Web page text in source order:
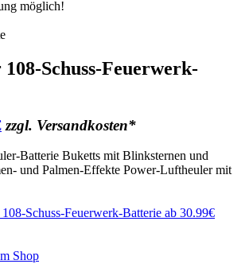
möglich!
Schuss-Feuerwerk-
zzgl. Versandkosten*
Batterie Buketts mit Blinksternen und
und Palmen-Effekte Power-Luftheuler mit
Shop